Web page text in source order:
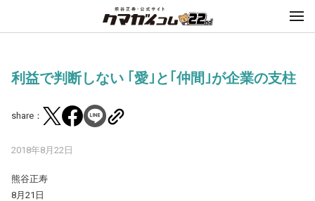
利益で判断しない ｢愛｣と｢仲間｣が企業の支柱
share：
2018年8月22日
熊谷正寿
8月21日